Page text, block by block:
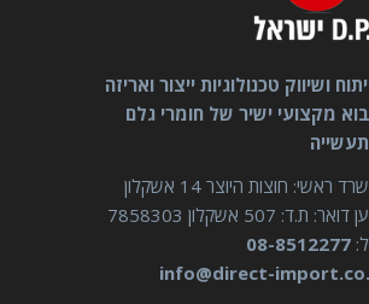
ושיווק טכנולוגיות ייצור ואריזה
מקצועי ישיר של חומרי גלם
ראשי: חוצות היוצר 14 אשקלון
ת.ד: 507 אשקלון 7858303
08-8512277
info@direct-